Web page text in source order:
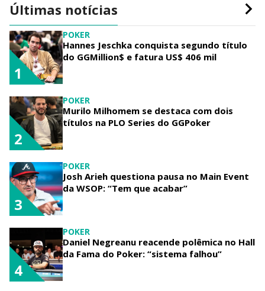
Últimas notícias
POKER
Hannes Jeschka conquista segundo título
do GGMillion$ e fatura US$ 406 mil
1
POKER
Murilo Milhomem se destaca com dois
títulos na PLO Series do GGPoker
2
POKER
Josh Arieh questiona pausa no Main Event
da WSOP: “Tem que acabar”
3
POKER
Daniel Negreanu reacende polêmica no Hall
da Fama do Poker: “sistema falhou”
4